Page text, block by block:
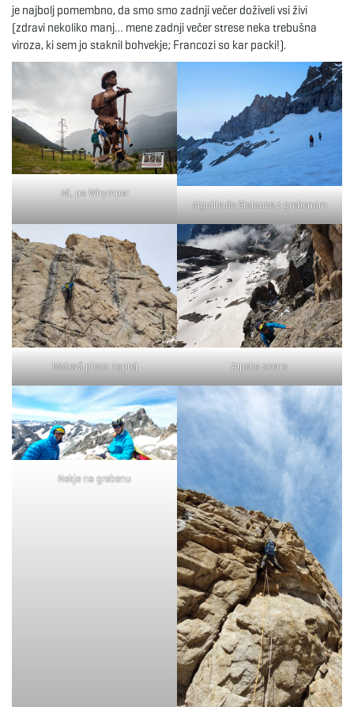
je najbolj pomembno, da smo smo zadnji večer doživeli vsi živi
(zdravi nekoliko manj… mene zadnji večer strese neka trebušna
viroza, ki sem jo staknil bohvekje; Francozi so kar packi!).
Mi, pa Whymper
Aiguille de Sialouze z grebenom
Matevž pleza naprej Alpska scena
Nekje na grebenu